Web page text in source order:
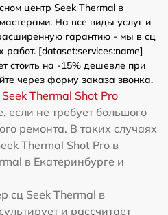
центр Seek Thermal в
На все виды услуг и
гарантию - мы в сц
[dataset:services:name]
стоить на -15% дешевле при
через форму заказа звонка.
Thermal Shot Pro
если не требует большого
ремонта. В таких случаях
Thermal Shot Pro в
в Екатеринбурге и
сц Seek Thermal в
и рассчитает